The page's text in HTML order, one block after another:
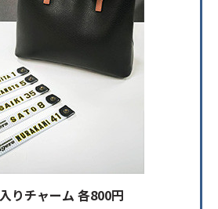
りチャーム 各800円